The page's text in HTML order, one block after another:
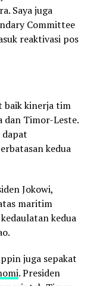
Saya juga
Committee
reaktivasi pos
baik kinerja tim
dan Timor-Leste.
dapat
kedua
Jokowi,
maritim
kedua
juga sepakat
. Presiden